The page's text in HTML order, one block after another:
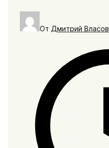
От Дмитрий Власов